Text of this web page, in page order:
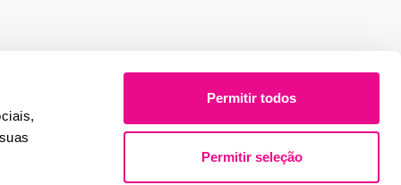
Permitir todos
Permitir seleção